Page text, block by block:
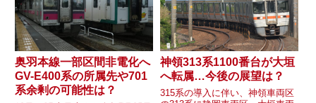
奥羽本線一部区間非電化へ
GV-E400系の所属先や701
系余剰の可能性は？
神領313系1100番台が大垣
へ転属…今後の展望は？
315系の導入に伴い、神領車両区